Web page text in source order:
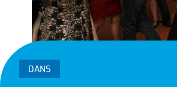
DANS